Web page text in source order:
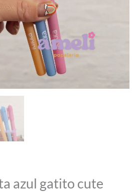
azul gatito cute